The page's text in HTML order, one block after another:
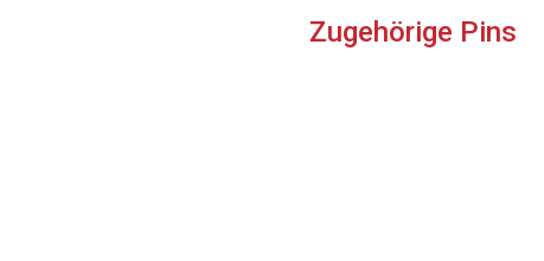
Zugehörige Pins